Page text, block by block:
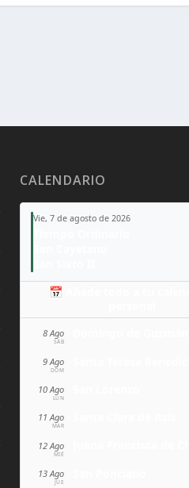
CALENDARIO
Vie, 7 de agosto de 2026
📅 Añade todo a tu
8 Ago
SÁB
9 Ago
DOM
10 Ago
LUN
11 Ago
MAR
12 Ago
MIÉ
13 Ago
JUE